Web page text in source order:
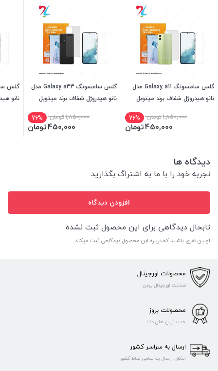
گلس سامسونگ Galaxy a11 مدل
نانو هیدروژل شفاف برند میتوبل
1,850,000تومان 76%
450,000تومان
گلس سامسونگ Galaxy a33 مدل
نانو هیدروژل شفاف برند میتوبل
1,850,000تومان 76%
450,000تومان
نانو
دیدگاه ها
تجربه خود را با ما به اشتراگ بگذارید
افزودن دیدگاه
تابحال دیدگاهی برای این محصول ثبت نشده
اولین نفری باشید که درباره این محصول دیدگاهی ثبت میکند
محصولات اورجینال
ضمانت اورجینال بودن
محصولات بروز
جدیدترین های دنیا
ارسال به سراسر کشور
امکان ارسال به تمامی نقاط کشور